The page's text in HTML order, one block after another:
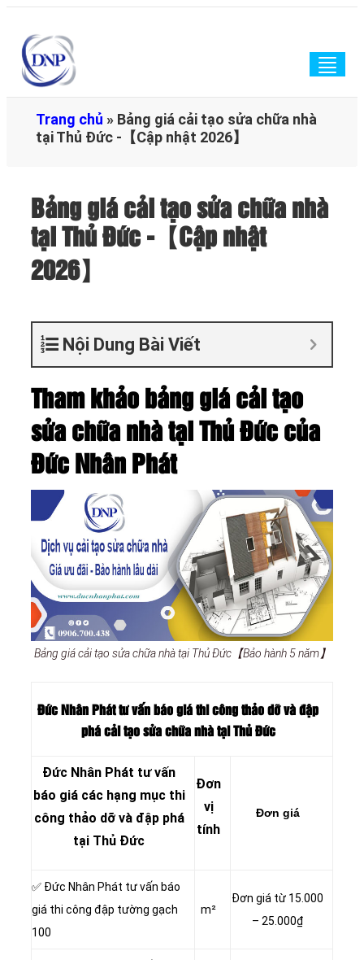
Trang chủ » Bảng giá cải tạo sửa chữa nhà
tại Thủ Đức -【Cập nhật 2026】
Bảng giá cải tạo sửa chữa nhà
tại Thủ Đức -【Cập nhật
2026】
Nội Dung Bài Viết
Tham khảo bảng giá cải tạo
sửa chữa nhà tại Thủ Đức của
Đức Nhân Phát
Bảng giá cải tạo sửa chữa nhà tại Thủ Đức【Bảo hành 5 năm】
Đức Nhân Phát tư vấn báo giá thi công thảo dỡ và đập
phá cải tạo sửa chữa nhà tại Thủ Đức
Đức Nhân Phát tư vấn
báo giá các hạng mục thi
công thảo dỡ và đập phá
tại Thủ Đức
Đơn
vị
tính
Đơn giá
✅ Đức Nhân Phát tư vấn báo
giá thi công đập tường gạch
100
m²
Đơn giá từ 15.000
– 25.000₫